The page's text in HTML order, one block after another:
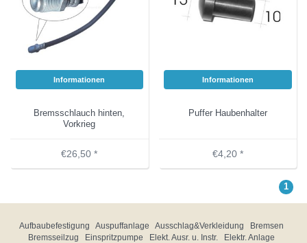
Informationen
Bremsschlauch hinten,
Vorkrieg
€26,50 *
Informationen
Puffer Haubenhalter
€4,20 *
1
Aufbaubefestigung Auspuffanlage Ausschlag&Verkleidung
Bremsen
Bremsseilzug
Einspritzpumpe Elekt. Ausr. u. Instr.
Elektr. Anlage